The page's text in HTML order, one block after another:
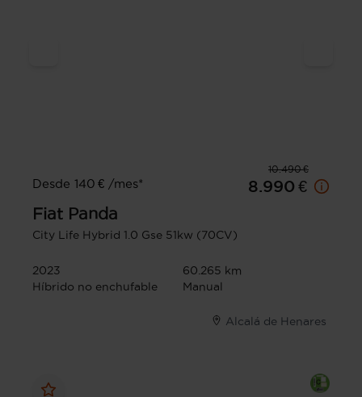
10.490 €
Desde 140 € /mes*
8.990 €
Fiat Panda
City Life Hybrid 1.0 Gse 51kw (70CV)
2023
60.265 km
Híbrido no enchufable
Manual
Alcalá de Henares